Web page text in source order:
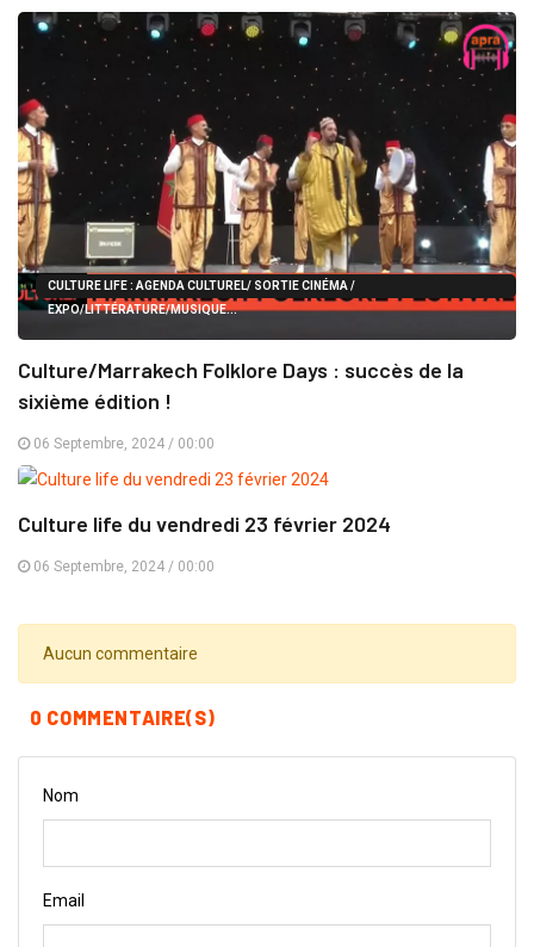
CULTURE LIFE : AGENDA CULTUREL/ SORTIE CINÉMA /
EXPO/LITTÉRATURE/MUSIQUE...
Culture/Marrakech Folklore Days : succès de la
sixième édition !
06 Septembre, 2024 / 00:00
CULTURE LIFE : AGENDA CULTUREL/ SORTIE CINÉMA /
Culture life du vendredi 23 février 2024
06 Septembre, 2024 / 00:00
Aucun commentaire
0 COMMENTAIRE(S)
Nom
Email